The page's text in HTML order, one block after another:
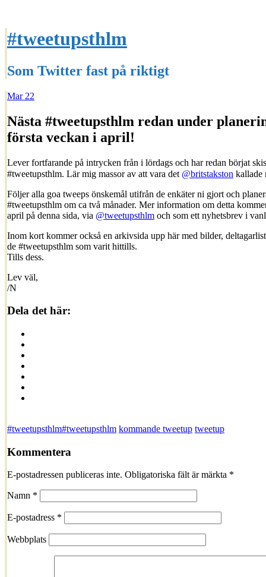
#tweetupsthlm
Som Twitter fast på riktigt
Mar 22
Nästa #tweetupsthlm redan under
första veckan i april!
Lever fortfarande på intrycken från i lördags och har redan börjat
#tweetupsthlm. Lär mig massor av att vara det @britstakston kallade
Följer alla goa tweeps önskemål utifrån de enkäter ni gjort och
#tweetupsthlm om ca två månader. Mer information om detta
april på denna sida, via @tweetupsthlm och som ett nyhetsbrev i
Inom kort kommer också en arkivsida upp här med bilder,
de #tweetupsthlm som varit hittills.
Tills dess.
Lev väl,
/N
Dela det här:
#tweetupsthlm#tweetupsthlm kommande tweetup tweetup
Kommentera
E-postadressen publiceras inte. Obligatoriska fält är märkta *
Namn *
E-postadress *
Webbplats